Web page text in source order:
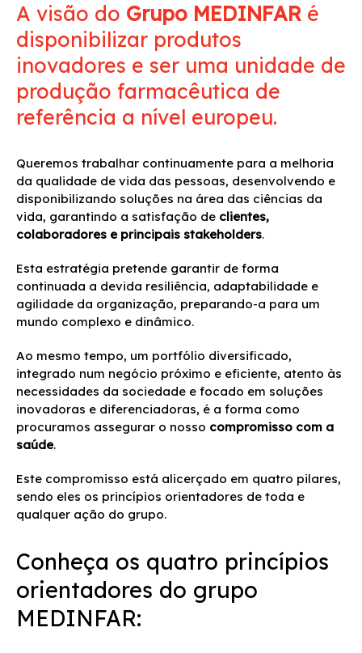
A visão do Grupo MEDINFAR é
disponibilizar produtos
inovadores e ser uma unidade de
produção farmacêutica de
referência a nível europeu.
Queremos trabalhar continuamente para a melhoria
da qualidade de vida das pessoas, desenvolvendo e
disponibilizando soluções na área das ciências da
vida, garantindo a satisfação de clientes,
colaboradores e principais stakeholders.
Esta estratégia pretende garantir de forma
continuada a devida resiliência, adaptabilidade e
agilidade da organização, preparando-a para um
mundo complexo e dinâmico.
Ao mesmo tempo, um portfólio diversificado,
integrado num negócio próximo e eficiente, atento às
necessidades da sociedade e focado em soluções
inovadoras e diferenciadoras, é a forma como
procuramos assegurar o nosso compromisso com a
saúde.
Este compromisso está alicerçado em quatro pilares,
sendo eles os princípios orientadores de toda e
qualquer ação do grupo.
Conheça os quatro princípios
orientadores do grupo
MEDINFAR: